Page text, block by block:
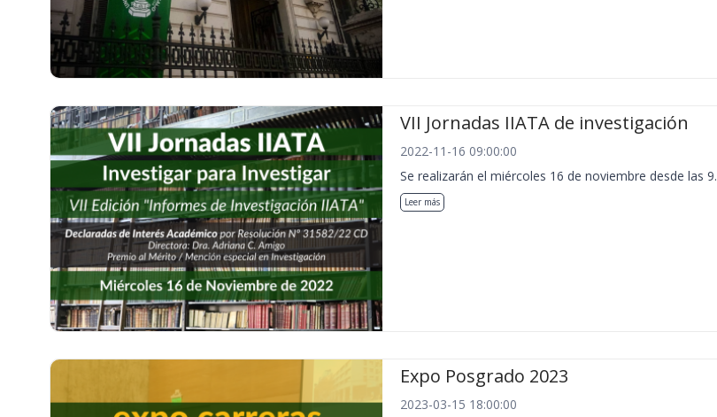
VII Jornadas IIATA de investigación
2022-11-16 09:00:00
Se realizarán el miércoles 16 de noviembre desde las 9.
Leer más
Expo Posgrado 2023
2023-03-15 18:00:00